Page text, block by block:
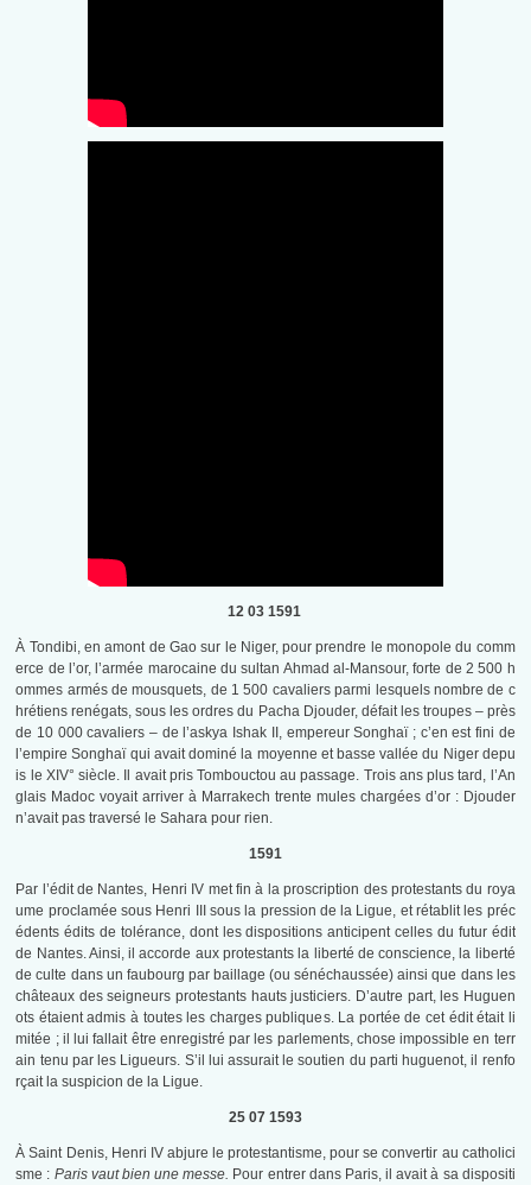
12 03 1591
À Tondibi, en amont de Gao sur le Niger, pour prendre le monopole du comm
erce de l’or, l’armée marocaine du sultan Ahmad al-Mansour, forte de 2 500 h
ommes armés de mousquets, de 1 500 cavaliers parmi lesquels nombre de c
hrétiens renégats, sous les ordres du Pacha Djouder, défait les troupes – près
de 10 000 cavaliers – de l’askya Ishak II, empereur Songhaï ; c’en est fini de
l’empire Songhaï qui avait dominé la moyenne et basse vallée du Niger depu
is le XIV° siècle. Il avait pris Tombouctou au passage. Trois ans plus tard, l’An
glais Madoc voyait arriver à Marrakech trente mules chargées d’or : Djouder
n’avait pas traversé le Sahara pour rien.
1591
Par l’édit de Nantes, Henri IV met fin à la proscription des protestants du roya
ume proclamée sous Henri III sous la pression de la Ligue, et rétablit les préc
édents édits de tolérance, dont les dispositions anticipent celles du futur édit
de Nantes. Ainsi, il accorde aux protestants la liberté de conscience, la liberté
de culte dans un faubourg par baillage (ou sénéchaussée) ainsi que dans les
châteaux des seigneurs protestants hauts justiciers. D’autre part, les Huguen
ots étaient admis à toutes les charges publiques. La portée de cet édit était li
mitée ; il lui fallait être enregistré par les parlements, chose impossible en terr
ain tenu par les Ligueurs. S’il lui assurait le soutien du parti huguenot, il renfo
rçait la suspicion de la Ligue.
25 07 1593
À Saint Denis, Henri IV abjure le protestantisme, pour se convertir au catholici
sme : Paris vaut bien une messe. Pour entrer dans Paris, il avait à sa dispositi